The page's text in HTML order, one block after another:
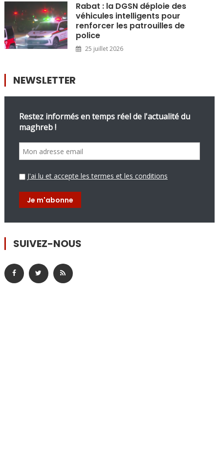
Rabat : la DGSN déploie des
véhicules intelligents pour
renforcer les patrouilles de
police
25 juillet 2026
NEWSLETTER
Restez informés en temps réel de l'actualité du
maghreb !
J'ai lu et accepte les termes et les conditions
SUIVEZ-NOUS